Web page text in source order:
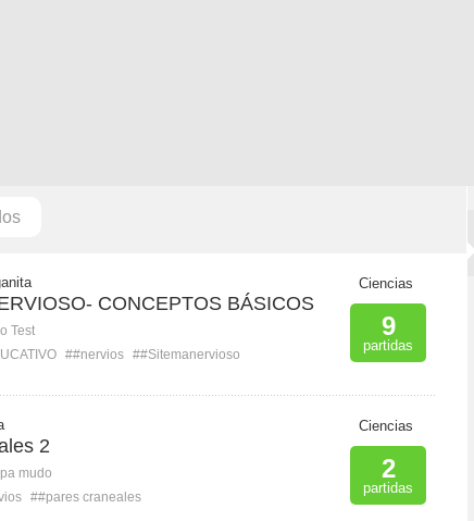
CONCEPTOS BÁSICOS
Test
##nervios ##Sitemanervioso
Ciencias
9
partidas
2
mudo
##pares craneales
Ciencias
2
partidas